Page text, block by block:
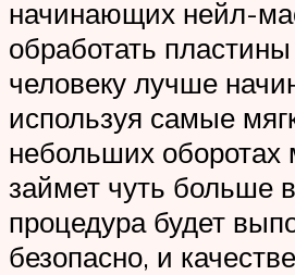
начинающих нейл-
обработать
человеку лучше
используя самые
небольших
займет чуть больше
процедура будет
безопасно, и